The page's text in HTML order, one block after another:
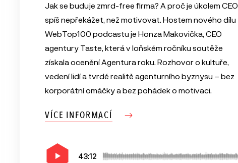
Jak se buduje zmrd-free firma? A proč je úkolem CEO
spíš nepřekážet, než motivovat. Hostem nového dílu
WebTop100 podcastu je Honza Makovička, CEO
agentury Taste, která v loňském ročníku soutěže
získala ocenění Agentura roku. Rozhovor o kultuře,
vedení lidí a tvrdé realitě agenturního byznysu – bez
korporátní omáčky a bez pohádek o motivaci.
VÍCE INFORMACÍ
43:12